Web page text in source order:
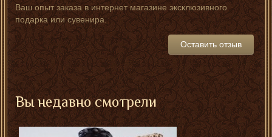
Ваш опыт заказа в интернет магазине эксклюзивного
подарка или сувенира.
Оставить отзыв
Вы недавно смотрели